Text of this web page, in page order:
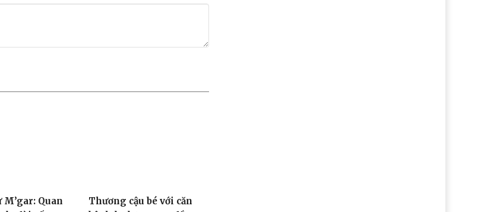
M’gar: Quan
Thương cậu bé với căn